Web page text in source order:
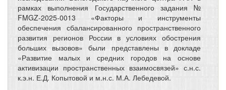
рамках выполнения Государственного задания №
FMGZ-2025-0013 «Факторы и инструменты
обеспечения сбалансированного пространственного
развития регионов России в условиях обострения
больших вызовов» были представлены в докладе
«Развитие малых и средних городов на основе
активизации пространственных взаимосвязей» с.н.с.
к.э.н. Е.Д. Копытовой и м.н.с. М.А. Лебедевой.